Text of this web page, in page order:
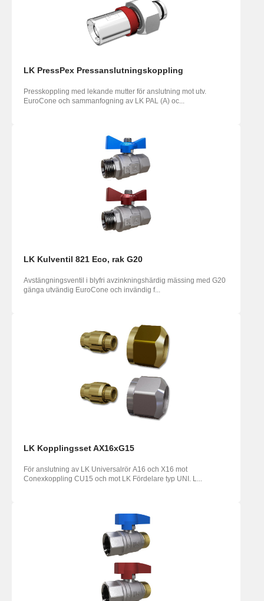
LK PressPex Pressanslutningskoppling
Presskoppling med lekande mutter för anslutning mot utv.
EuroCone och sammanfogning av LK PAL (A) oc...
LK Kulventil 821 Eco, rak G20
Avstängningsventil i blyfri avzinkningshärdig mässing med G20
gänga utvändig EuroCone och invändig f...
LK Kopplingsset AX16xG15
För anslutning av LK Universalrör A16 och X16 mot
Conexkoppling CU15 och mot LK Fördelare typ UNI. L...